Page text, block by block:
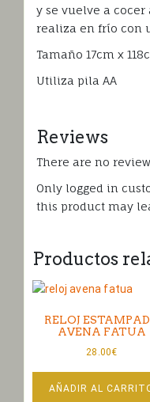
y se vuelve a cocer
realiza en frío con
Tamaño 17cm x
Utiliza pila AA
Reviews
There are no
Only logged in
this product may
Productos
RELOJ
AVENA FATUA
28.00€
AÑADIR AL